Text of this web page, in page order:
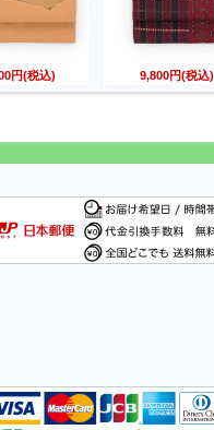
円(税込) 9,800円(税込)